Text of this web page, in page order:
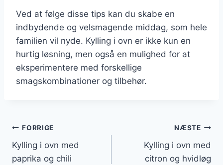
Ved at følge disse tips kan du skabe en
indbydende og velsmagende middag, som hele
familien vil nyde. Kylling i ovn er ikke kun en
hurtig løsning, men også en mulighed for at
eksperimentere med forskellige
smagskombinationer og tilbehør.
Indlægsnavigation
FORRIGE
Kylling i ovn med
paprika og chili
NÆSTE
Kylling i ovn med
citron og hvidløg